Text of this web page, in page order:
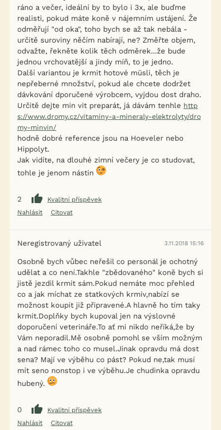
ráno a večer, ideální by to bylo i 3x, ale buďme
realisti, pokud máte koně v nájemním ustájení. Že
odměřují "od oka", toho bych se až tak nebála -
určitě suroviny něčím nabírají, ne? Změřte objem,
odvažte, řekněte kolik těch odměrek...že bude
jednou vrchovatější a jindy míň, to je jedno.
Další variantou je krmit hotové müsli, těch je
nepřeberné množství, pokud ale chcete dodržet
dávkování dporučené výrobcem, vyjdou dost draho.
Určitě dejte min vit preparát, já dávám tenhle http
s://www.dromy.cz/vitaminy-a-mineraly-elektrolyty/dro
my-minvin/
hodně dobré reference jsou na Hoeveler nebo
Hippolyt.
Jak vidíte, na dlouhé zimní večery je co studovat,
tohle je jenom nástin
2
Kvalitní příspěvek
Nahlásit
Citovat
Neregistrovaný uživatel 3.11.2018 15:16
Osobně bych vůbec neřešil co personál je ochotný
udělat a co není.Takhle "zbědovaného" koně bych si
jistě jezdil krmit sám.Pokud nemáte moc přehled
co a jak míchat ze statkových krmiv,nabízí se
možnost koupit již připravené.A hlavně ho tím taky
krmit.Doplňky bych kupoval jen na výslovné
doporučení veterináře.To ať mi nikdo neříká,že by
Vám neporadil.Mě osobně pomohl se vším možným
a nad rámec toho co musel.Jinak opravdu má dost
sena? Mají ve výběhu co pást? Pokud ne,tak musí
mít seno nonstop i ve výběhu.Je chudinka opravdu
hubený.
0
Kvalitní příspěvek
Nahlásit
Citovat